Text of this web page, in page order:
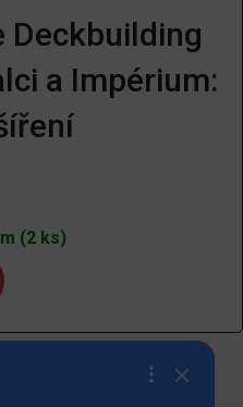
Deckbuilding
a Impérium:
(2 ks)